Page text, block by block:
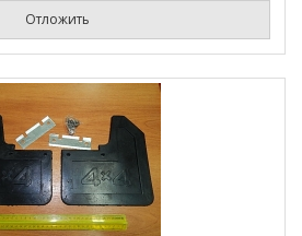
Отложить